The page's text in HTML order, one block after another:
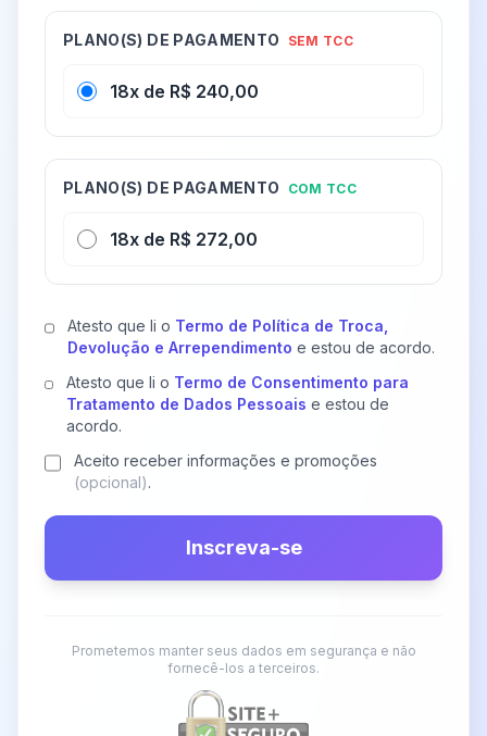
PLANO(S) DE PAGAMENTO SEM TCC
18x de R$ 240,00
PLANO(S) DE PAGAMENTO COM TCC
18x de R$ 272,00
Atesto que li o Termo de Política de Troca,
Devolução e Arrependimento e estou de acordo.
Atesto que li o Termo de Consentimento para
Tratamento de Dados Pessoaise estou de
acordo.
Aceito receber informações e promoções
(opcional).
Inscreva-se
Prometemos manter seus dados em segurança e não
fornecê-los a terceiros.